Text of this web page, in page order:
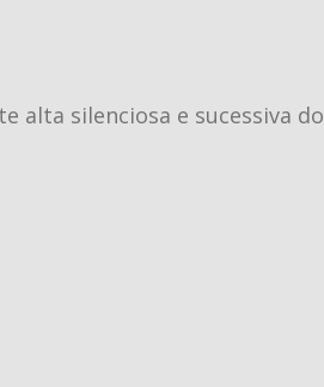
alta silenciosa e sucessiva do